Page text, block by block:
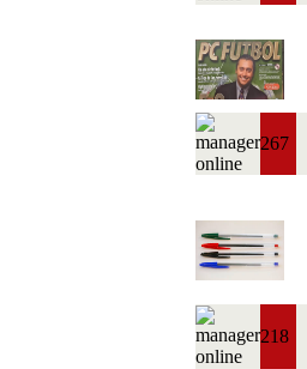
267
218